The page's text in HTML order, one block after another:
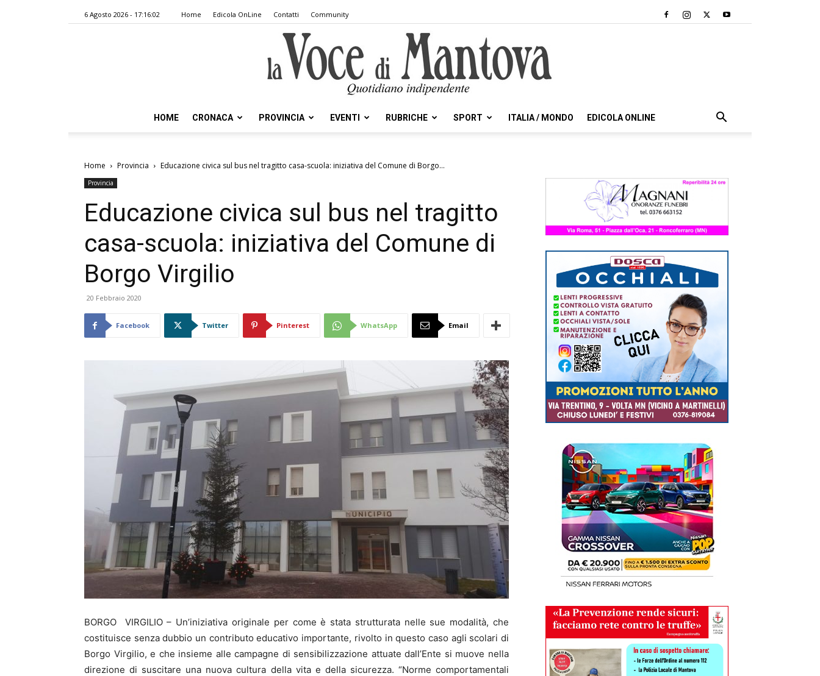
6 Agosto 2026 - 17:16:02 Home Edicola OnLine Contatti Community
Voce
HOME CRONACA PROVINCIA EVENTI RUBRICHE SPORT ITALIA / MONDO EDICOLA ONLINE
Home Provincia Educazione civica sul bus nel tragitto casa-scuola: iniziativa del Comune di Borgo...
Provincia
Educazione civica sul bus nel tragitto
casa-scuola: iniziativa del Comune di
Borgo Virgilio
20 Febbraio 2020
Facebook Twitter Pinterest WhatsApp Email
BORGO VIRGILIO – Un’iniziativa originale per come è stata strutturata nelle sue modalità, che
costituisce senza dubbio un contributo educativo importante, rivolto in questo caso agli scolari di
Borgo Virgilio, e che insieme alle campagne di sensibilizzazione attuate dall’Ente si muove nella
direzione di suscitare una nuova cultura della vita e della sicurezza. “Norme comportamentali